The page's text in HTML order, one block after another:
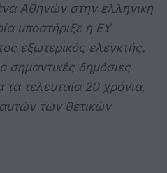
Αθηνών στην ελληνική
υποστήριξε η ΕΥ
εξωτερικός ελεγκτής,
σημαντικές δημόσιες
τελευταία 20 χρόνια,
των θετικών